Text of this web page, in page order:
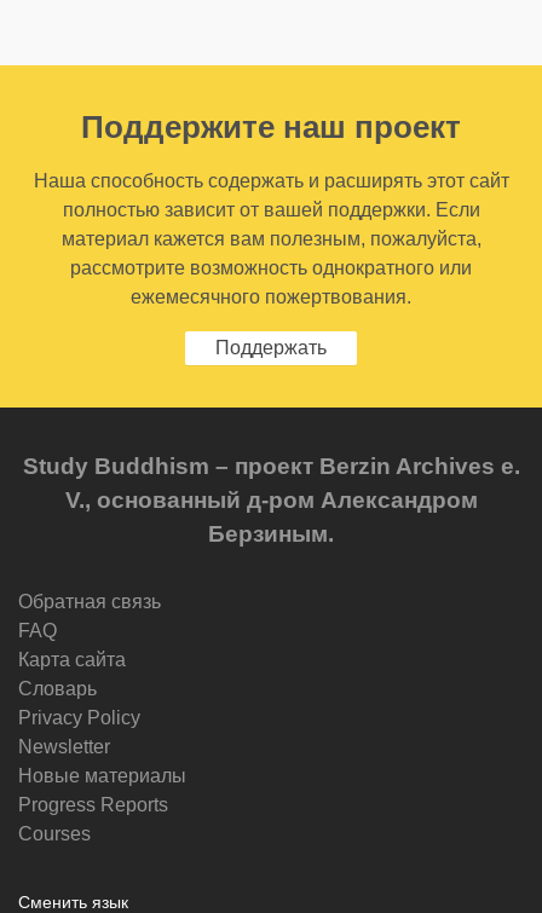
Поддержите наш проект
Наша способность содержать и расширять этот сайт
полностью зависит от вашей поддержки. Если
материал кажется вам полезным, пожалуйста,
рассмотрите возможность однократного или
ежемесячного пожертвования.
Поддержать
Study Buddhism – проект Berzin Archives e.
V., основанный д-ром Александром
Берзиным.
Обратная связь
FAQ
Карта сайта
Словарь
Privacy Policy
Newsletter
Новые материалы
Progress Reports
Courses
Сменить язык